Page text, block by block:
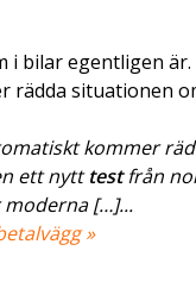
i bilar egentligen är.
rädda situationen
kommer
ett nytttestfrån
moderna […]...
»